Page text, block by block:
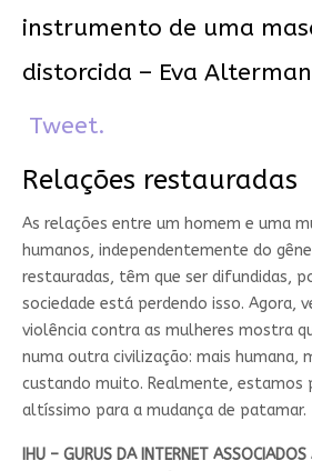
instrumento de uma
distorcida – Eva
Tweet.
Relações restauradas
As relações entre um homem e uma
humanos, independentemente do
restauradas, têm que ser difundidas,
sociedade está perdendo isso. Agora,
violência contra as mulheres mostra
numa outra civilização: mais humana,
custando muito. Realmente, estamos
altíssimo para a mudança de patamar.
IHU – GURUS DA INTERNET